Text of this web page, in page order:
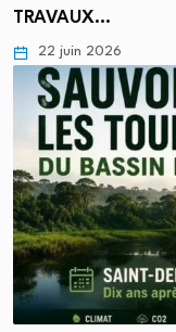
TRAVAUX…
22 juin 2026